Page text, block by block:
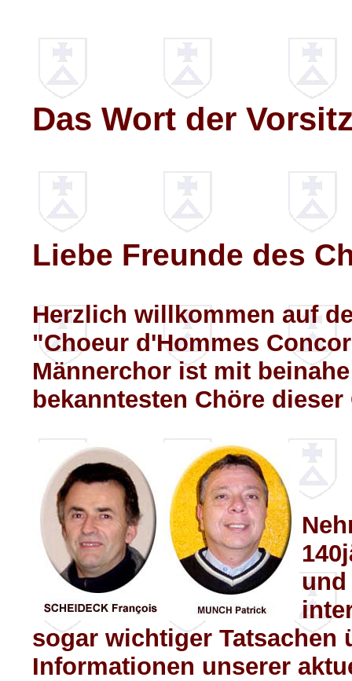
Das Wort der
Liebe Freunde des
Herzlich willkommen auf
"Choeur d'Hommes
Männerchor ist mit
bekanntesten Chöre
sogar wichtiger Tatsachen
Informationen unserer